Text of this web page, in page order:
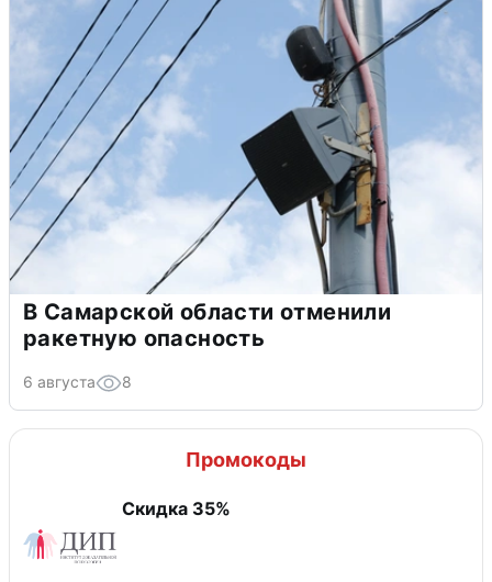
В Самарской области отменили
ракетную опасность
6 августа 8
Промокоды
Скидка 35%